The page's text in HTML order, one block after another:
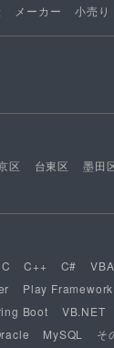
メーカー 小売り
区 台東区 墨田
C C++ C# VBA
Play Framework
Boot VB.NET
MySQL そ